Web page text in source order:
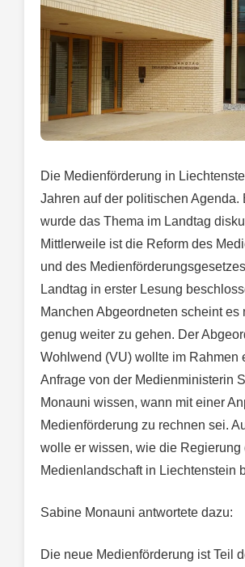
Die Medienförderung in
Jahren auf der politischen Agenda.
wurde das Thema im Landtag
Mittlerweile ist die Reform des
und des
Landtag in erster Lesung
Manchen Abgeordneten scheint es
genug weiter zu gehen. Der
Wohlwend (VU) wollte im Rahmen
Anfrage von der Medienministerin
Monauni wissen, wann mit einer
Medienförderung zu rechnen sei.
wolle er wissen, wie die Regierung
Medienlandschaft in Liechtenstein
Sabine Monauni antwortete dazu:
Die neue Medienförderung ist Teil